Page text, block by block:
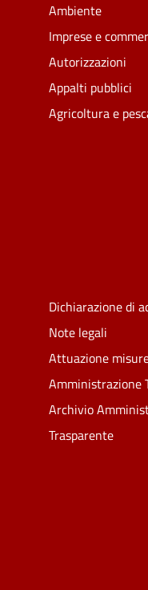
Ambiente
Imprese e
Autorizzazioni
Appalti pubblici
Agricoltura e
Dichiarazione di
Note legali
Attuazione
Amministrazione
Archivio
Trasparente